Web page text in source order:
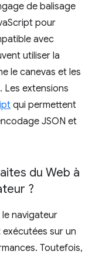
de balisage
pour
avec
utiliser la
le canevas et les
Les extensions
qui permettent
JSON et
du Web à
?
navigateur
sur un
Toutefois,